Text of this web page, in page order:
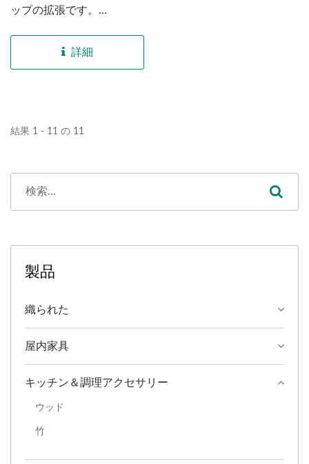
ップの拡張です。...
詳細
結果 1 - 11 の 11
製品
織られた
屋内家具
キッチン＆調理アクセサリー
ウッド
竹